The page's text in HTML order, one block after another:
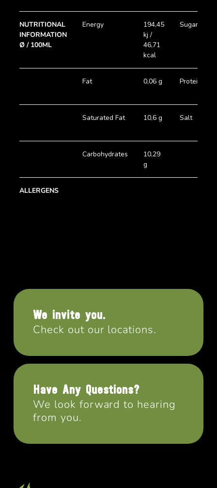
NUTRITIONAL
INFORMATION
Ø / 100ML
Energy
194,45
kj /
46,71
kcal
Sugar
Fat 0,06 g Protein
Saturated Fat 10,6 g Salt
Carbohydrates
10,29
g
ALLERGENS
We invite you.
Check out our locations.
Have Any Questions?
We look forward to hearing
from you.